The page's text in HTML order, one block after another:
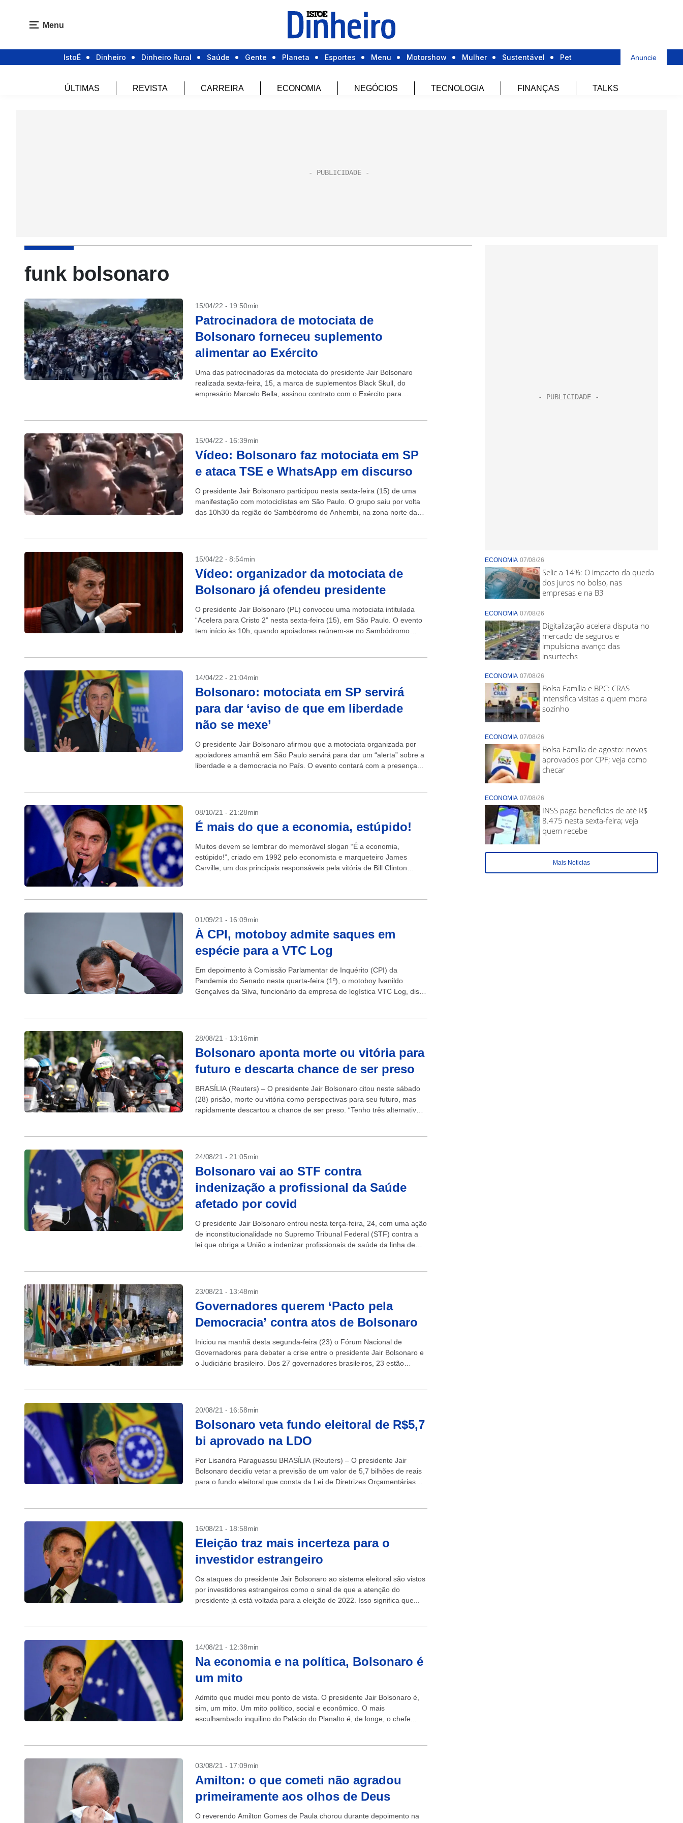
Menu
IstoÉ Dinheiro Dinheiro Rural Saúde Gente Planeta Esportes Menu Motorshow Mulher Sustentável Pet Anuncie
ÚLTIMAS REVISTA CARREIRA ECONOMIA NEGÓCIOS TECNOLOGIA FINANÇAS TALKS
funk bolsonaro
15/04/22 - 19:50min
Patrocinadora de motociata de
Bolsonaro forneceu suplemento
alimentar ao Exército
Uma das patrocinadoras da motociata do presidente Jair Bolsonaro
realizada sexta-feira, 15, a marca de suplementos Black Skull, do
empresário Marcelo Bella, assinou contrato com o Exército para
15/04/22 - 16:39min
Vídeo: Bolsonaro faz motociata em SP
e ataca TSE e WhatsApp em discurso
O presidente Jair Bolsonaro participou nesta sexta-feira (15) de uma
manifestação com motociclistas em São Paulo. O grupo saiu por volta
das 10h30 da região do Sambódromo do Anhembi, na zona norte da
15/04/22 - 8:54min
Vídeo: organizador da motociata de
Bolsonaro já ofendeu presidente
O presidente Jair Bolsonaro (PL) convocou uma motociata intitulada
“Acelera para Cristo 2” nesta sexta-feira (15), em São Paulo. O evento
tem início às 10h, quando apoiadores reúnem-se no Sambódromo
14/04/22 - 21:04min
Bolsonaro: motociata em SP servirá
para dar ‘aviso de que em liberdade
não se mexe’
O presidente Jair Bolsonaro afirmou que a motociata organizada por
apoiadores amanhã em São Paulo servirá para dar um “alerta” sobre a
liberdade e a democracia no País. O evento contará com a presença...
08/10/21 - 21:28min
É mais do que a economia, estúpido!
Muitos devem se lembrar do memorável slogan “É a economia,
estúpido!”, criado em 1992 pelo economista e marqueteiro James
Carville, um dos principais responsáveis pela vitória de Bill Clinton
01/09/21 - 16:09min
À CPI, motoboy admite saques em
espécie para a VTC Log
Em depoimento à Comissão Parlamentar de Inquérito (CPI) da
Pandemia do Senado nesta quarta-feira (1º), o motoboy Ivanildo
Gonçalves da Silva, funcionário da empresa de logística VTC Log, disse
28/08/21 - 13:16min
Bolsonaro aponta morte ou vitória para
futuro e descarta chance de ser preso
BRASÍLIA (Reuters) – O presidente Jair Bolsonaro citou neste sábado
(28) prisão, morte ou vitória como perspectivas para seu futuro, mas
rapidamente descartou a chance de ser preso. “Tenho três alternativas
24/08/21 - 21:05min
Bolsonaro vai ao STF contra
indenização a profissional da Saúde
afetado por covid
O presidente Jair Bolsonaro entrou nesta terça-feira, 24, com uma ação
de inconstitucionalidade no Supremo Tribunal Federal (STF) contra a
lei que obriga a União a indenizar profissionais de saúde da linha de
23/08/21 - 13:48min
Governadores querem ‘Pacto pela
Democracia’ contra atos de Bolsonaro
Iniciou na manhã desta segunda-feira (23) o Fórum Nacional de
Governadores para debater a crise entre o presidente Jair Bolsonaro e
o Judiciário brasileiro. Dos 27 governadores brasileiros, 23 estão
20/08/21 - 16:58min
Bolsonaro veta fundo eleitoral de R$5,7
bi aprovado na LDO
Por Lisandra Paraguassu BRASÍLIA (Reuters) – O presidente Jair
Bolsonaro decidiu vetar a previsão de um valor de 5,7 bilhões de reais
para o fundo eleitoral que consta da Lei de Diretrizes Orçamentárias
16/08/21 - 18:58min
Eleição traz mais incerteza para o
investidor estrangeiro
Os ataques do presidente Jair Bolsonaro ao sistema eleitoral são vistos
por investidores estrangeiros como o sinal de que a atenção do
presidente já está voltada para a eleição de 2022. Isso significa que...
14/08/21 - 12:38min
Na economia e na política, Bolsonaro é
um mito
Admito que mudei meu ponto de vista. O presidente Jair Bolsonaro é,
sim, um mito. Um mito político, social e econômico. O mais
esculhambado inquilino do Palácio do Planalto é, de longe, o chefe...
03/08/21 - 17:09min
Amilton: o que cometi não agradou
primeiramente aos olhos de Deus
O reverendo Amilton Gomes de Paula chorou durante depoimento na
ECONOMIA 07/08/26
Selic a 14%: O impacto da queda
dos juros no bolso, nas
empresas e na B3
ECONOMIA 07/08/26
Digitalização acelera disputa no
mercado de seguros e
impulsiona avanço das
insurtechs
ECONOMIA 07/08/26
Bolsa Família e BPC: CRAS
intensifica visitas a quem mora
sozinho
ECONOMIA 07/08/26
Bolsa Família de agosto: novos
aprovados por CPF; veja como
checar
ECONOMIA 07/08/26
INSS paga benefícios de até R$
8.475 nesta sexta-feira; veja
quem recebe
Mais Noticias